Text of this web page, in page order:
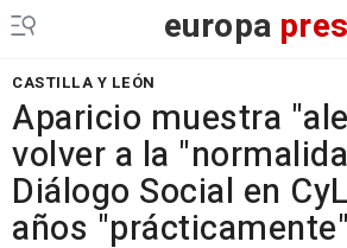
europa
CASTILLA Y LEÓN
Aparicio muestra
volver a la
Diálogo Social en
años